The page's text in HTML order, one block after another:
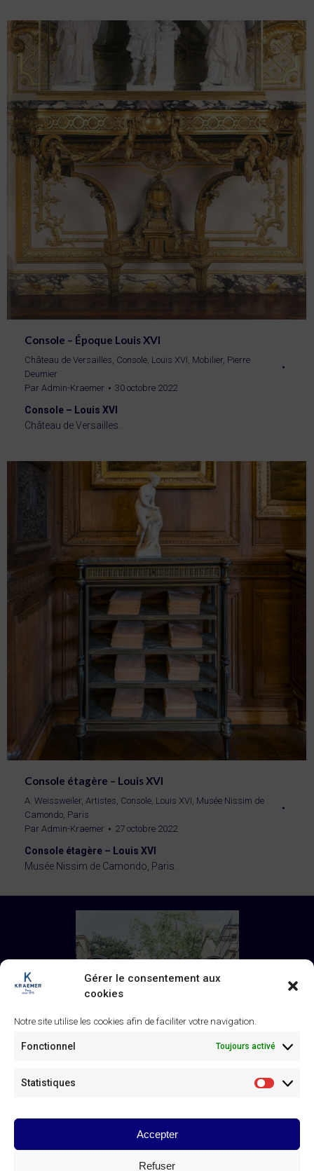
Gérer le consentement aux
cookies
Notre site utilise les cookies afin de faciliter votre navigation.
Fonctionnel Toujours activé
Statistiques
Accepter
Refuser
Console – Époque Louis XVI
Château de Versailles, Console, Louis XVI, Mobilier, Pierre
Deumier
Par Admin-Kraemer 30 octobre 2022
Console – Louis XVI
Château de Versailles.
Console étagère – Louis XVI
A. Weissweiler, Artistes, Console, Louis XVI, Musée Nissim de
Camondo, Paris
Par Admin-Kraemer 27 octobre 2022
Console étagère – Louis XVI
Musée Nissim de Camondo, Paris.
Galerie Kraemer
+33 (0) 1 45 63 24 46